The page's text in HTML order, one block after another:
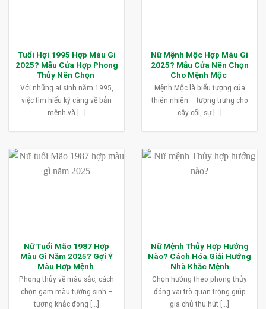
Tuổi Hợi 1995 Hợp Màu Gì
2025? Mẫu Cửa Hợp Phong
Thủy Nên Chọn
Với những ai sinh năm 1995,
việc tìm hiểu kỹ càng về bản
mệnh và [...]
Nữ Mệnh Mộc Hợp Màu Gì
2025? Mẫu Cửa Nên Chọn
Cho Mệnh Mộc
Mệnh Mộc là biểu tượng của
thiên nhiên – tượng trưng cho
cây cối, sự [...]
Nữ Tuổi Mão 1987 Hợp
Màu Gì Năm 2025? Gợi Ý
Màu Hợp Mệnh
Phong thủy về màu sắc, cách
chọn gam màu tương sinh –
tương khắc đóng [...]
Nữ Mệnh Thủy Hợp Hướng
Nào? Cách Hóa Giải Hướng
Nhà Khắc Mệnh
Chọn hướng theo phong thủy
đóng vai trò quan trọng giúp
gia chủ thu hút [...]